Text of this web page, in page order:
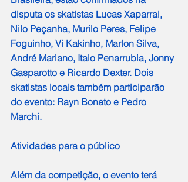
disputa os skatistas Lucas Xaparral,
Nilo Peçanha, Murilo Peres, Felipe
Foguinho, Vi Kakinho, Marlon Silva,
André Mariano, Italo Penarrubia, Jonny
Gasparotto e Ricardo Dexter. Dois
skatistas locais também participarão
do evento: Rayn Bonato e Pedro
Marchi.
Atividades para o público
Além da competição, o evento terá